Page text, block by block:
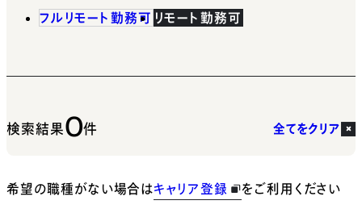
フルリモート勤務可 リモート勤務可
検索結果0件 全てをクリア
希望の職種がない場合はキャリア登録 をご利用ください